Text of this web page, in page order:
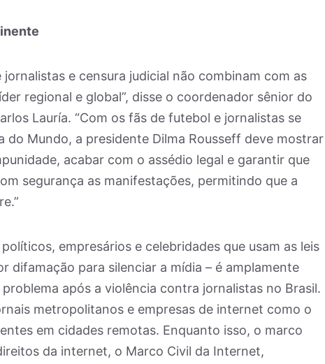
e censura judicial não combinam com as
regional e global”, disse o coordenador sênior do
Lauría. “Com os fãs de futebol e jornalistas se
do Mundo, a presidente Dilma Rousseff deve mostrar
acabar com o assédio legal e garantir que
segurança as manifestações, permitindo que a
empresários e celebridades que usam as leis
difamação para silenciar a mídia – é amplamente
após a violência contra jornalistas no Brasil.
metropolitanos e empresas de internet como o
em cidades remotas. Enquanto isso, o marco
da internet, o Marco Civil da Internet,